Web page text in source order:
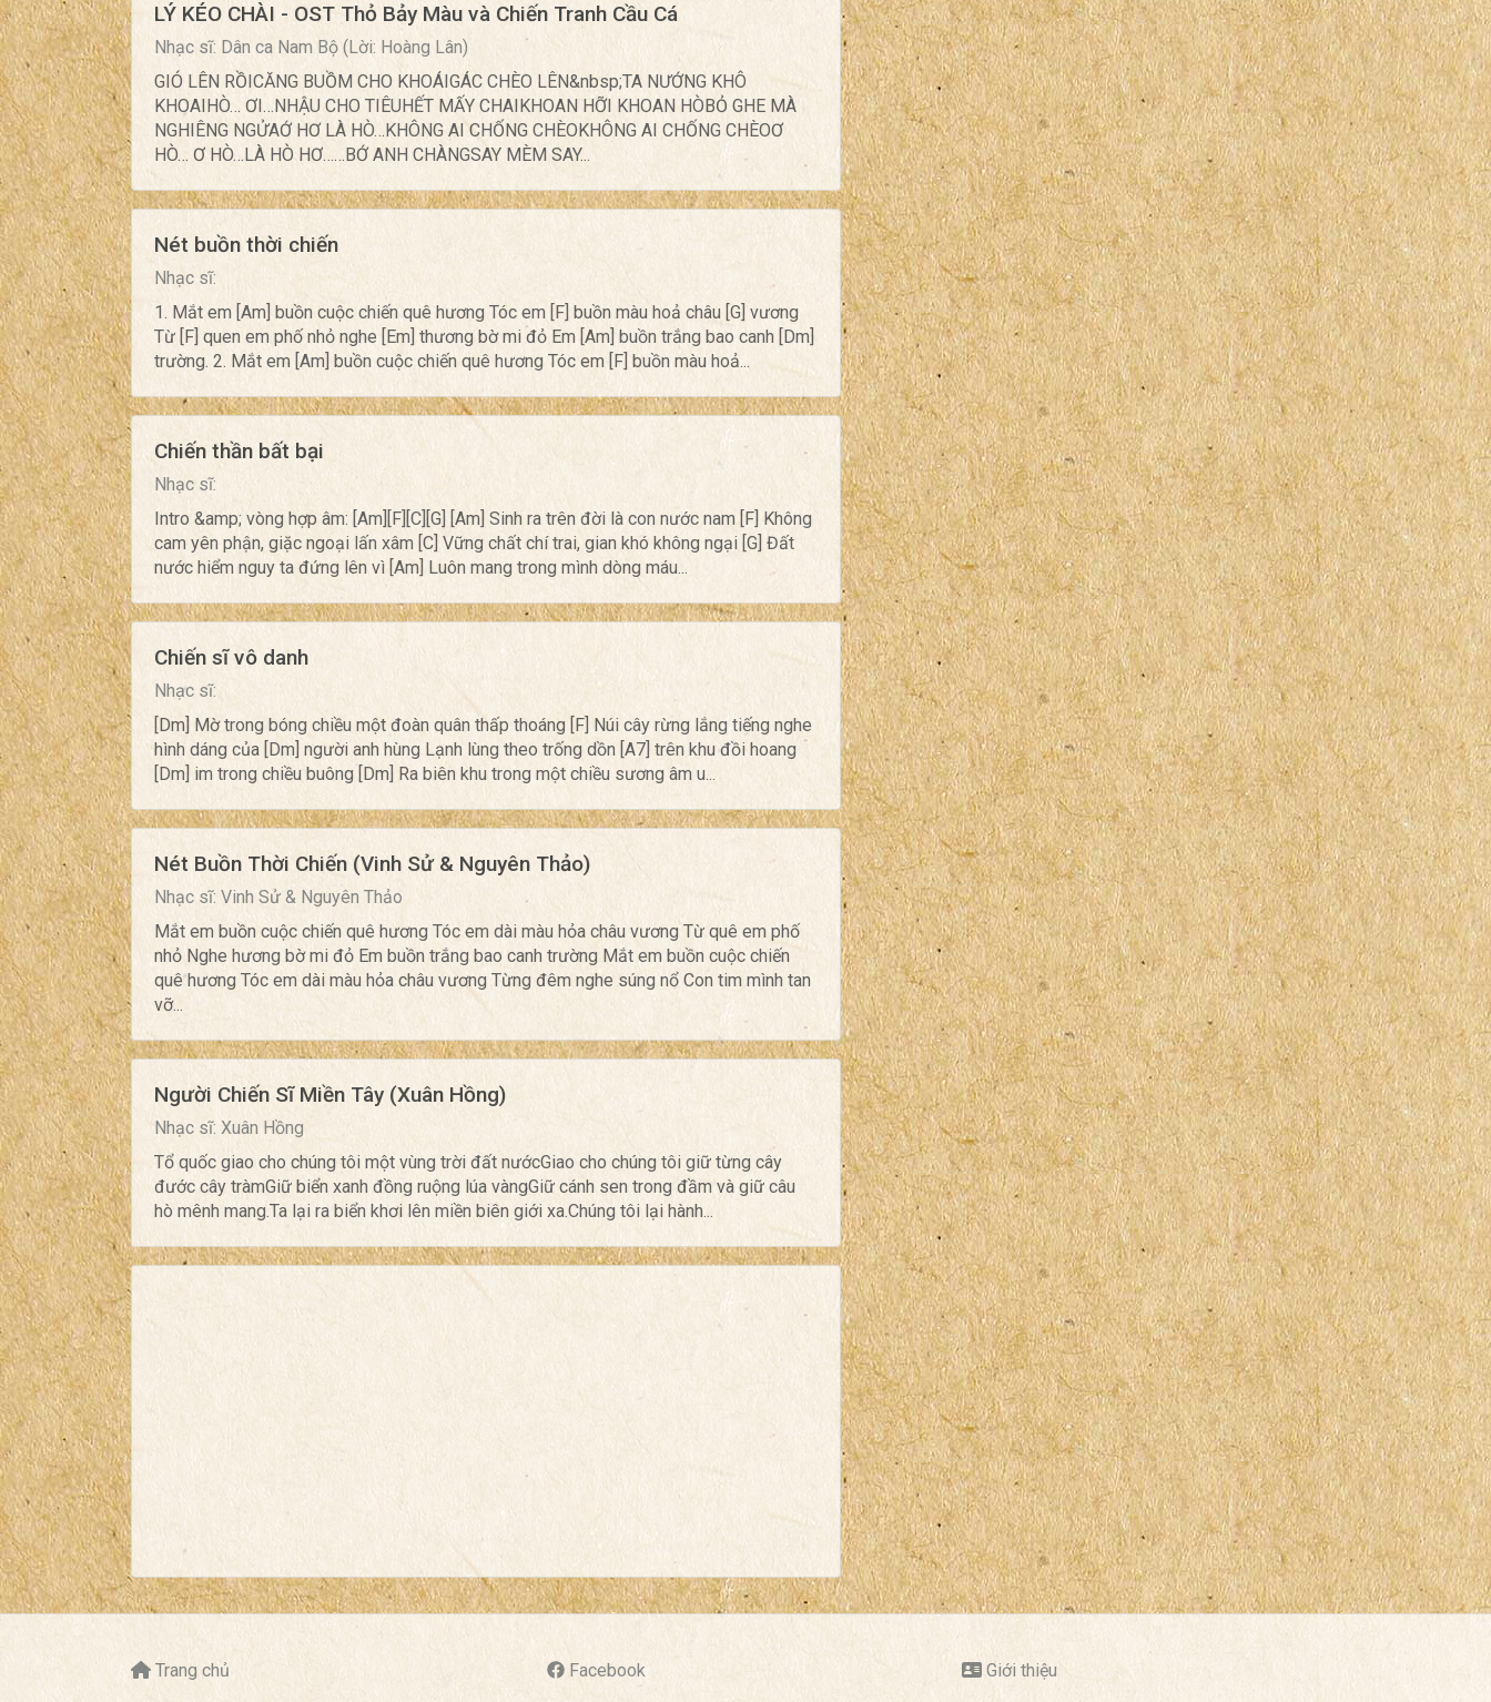
LÝ KÉO CHÀI - OST Thỏ Bảy Màu và Chiến Tranh Cầu Cá
Nhạc sĩ: Dân ca Nam Bộ (Lời: Hoàng Lân)
GIÓ LÊN RỒICĂNG BUỒM CHO KHOÁIGÁC CHÈO LÊN&nbsp;TA NƯỚNG KHÔ
KHOAIHÒ… ƠI…NHẬU CHO TIÊUHẾT MẤY CHAIKHOAN HỠI KHOAN HÒBỎ GHE MÀ
NGHIÊNG NGỬAỚ HƠ LÀ HÒ…KHÔNG AI CHỐNG CHÈOKHÔNG AI CHỐNG CHÈOƠ
HÒ… Ơ HÒ…LÀ HÒ HƠ……BỚ ANH CHÀNGSAY MÈM SAY...
Nét buồn thời chiến
Nhạc sĩ:
1. Mắt em [Am] buồn cuộc chiến quê hương Tóc em [F] buồn màu hoả châu [G] vương
Từ [F] quen em phố nhỏ nghe [Em] thương bờ mi đỏ Em [Am] buồn trắng bao canh [Dm]
trường. 2. Mắt em [Am] buồn cuộc chiến quê hương Tóc em [F] buồn màu hoả...
Chiến thần bất bại
Nhạc sĩ:
Intro &amp; vòng hợp âm: [Am][F][C][G] [Am] Sinh ra trên đời là con nước nam [F] Không
cam yên phận, giặc ngoại lấn xâm [C] Vững chất chí trai, gian khó không ngại [G] Đất
nước hiểm nguy ta đứng lên vì [Am] Luôn mang trong mình dòng máu...
Chiến sĩ vô danh
Nhạc sĩ:
[Dm] Mờ trong bóng chiều một đoàn quân thấp thoáng [F] Núi cây rừng lắng tiếng nghe
hình dáng của [Dm] người anh hùng Lạnh lùng theo trống dồn [A7] trên khu đồi hoang
[Dm] im trong chiều buông [Dm] Ra biên khu trong một chiều sương âm u...
Nét Buồn Thời Chiến (Vinh Sử & Nguyên Thảo)
Nhạc sĩ: Vinh Sử & Nguyên Thảo
Mắt em buồn cuộc chiến quê hương Tóc em dài màu hỏa châu vương Từ quê em phố
nhỏ Nghe hương bờ mi đỏ Em buồn trắng bao canh trường Mắt em buồn cuộc chiến
quê hương Tóc em dài màu hỏa châu vương Từng đêm nghe súng nổ Con tim mình tan
vỡ...
Người Chiến Sĩ Miền Tây (Xuân Hồng)
Nhạc sĩ: Xuân Hồng
Tổ quốc giao cho chúng tôi một vùng trời đất nướcGiao cho chúng tôi giữ từng cây
đước cây tràmGiữ biển xanh đồng ruộng lúa vàngGiữ cánh sen trong đầm và giữ câu
hò mênh mang.Ta lại ra biển khơi lên miền biên giới xa.Chúng tôi lại hành...
Trang chủ Facebook Giới thiệu